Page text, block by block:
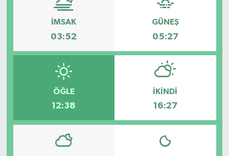
İMSAK
03:52
GÜNEŞ
05:27
ÖĞLE
12:38
İKINDI
16:27
Çevre